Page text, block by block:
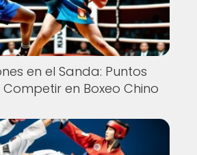
en el Sanda: Puntos
en Boxeo Chino